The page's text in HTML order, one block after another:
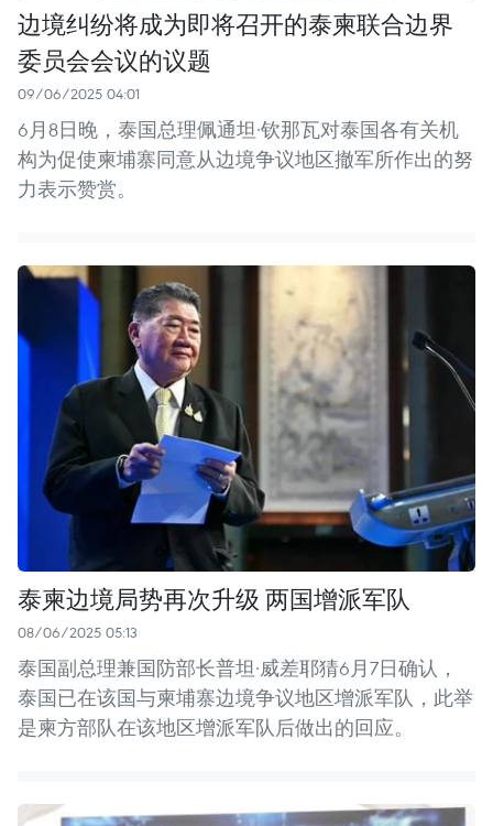
边境纠纷将成为即将召开的泰柬联合边界
委员会会议的议题
09/06/2025 04:01
6月8日晚，泰国总理佩通坦·钦那瓦对泰国各有关机
构为促使柬埔寨同意从边境争议地区撤军所作出的努
力表示赞赏。
泰柬边境局势再次升级 两国增派军队
08/06/2025 05:13
泰国副总理兼国防部长普坦·威差耶猜6月7日确认，
泰国已在该国与柬埔寨边境争议地区增派军队，此举
是柬方部队在该地区增派军队后做出的回应。